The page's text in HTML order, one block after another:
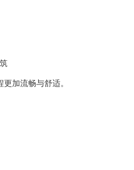
加流畅与舒适。